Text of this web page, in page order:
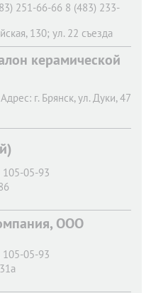
251-66-66 8 (483) 233-
130; ул. 22 съезда
керамической
Адрес: г. Брянск, ул. Дуки, 47
05-93
ООО
05-93